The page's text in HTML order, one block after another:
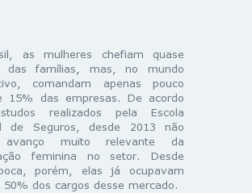
as mulheres chefiam quase
das famílias, mas, no mundo
comandam apenas pouco
15% das empresas. De acordo
realizados pela Escola
de Seguros, desde 2013 não
avanço muito relevante da
feminina no setor. Desde
porém, elas já ocupavam
50% dos cargos desse mercado.